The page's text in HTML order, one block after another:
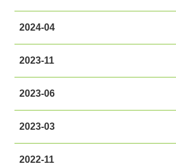
2024-04
2023-11
2023-06
2023-03
2022-11